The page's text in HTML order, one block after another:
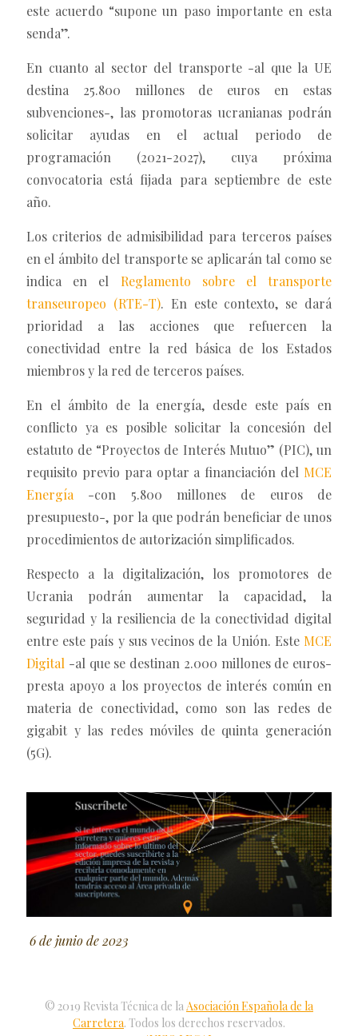
este acuerdo “supone un paso importante en esta
senda”.
En cuanto al sector del transporte -al que la UE
destina 25.800 millones de euros en estas
subvenciones-, las promotoras ucranianas podrán
solicitar ayudas en el actual periodo de
programación (2021-2027), cuya próxima
convocatoria está fijada para septiembre de este
año.
Los criterios de admisibilidad para terceros países
en el ámbito del transporte se aplicarán tal como se
indica en el Reglamento sobre el transporte
transeuropeo (RTE-T). En este contexto, se dará
prioridad a las acciones que refuercen la
conectividad entre la red básica de los Estados
miembros y la red de terceros países.
En el ámbito de la energía, desde este país en
conflicto ya es posible solicitar la concesión del
estatuto de “Proyectos de Interés Mutuo” (PIC), un
requisito previo para optar a financiación del MCE
Energía -con 5.800 millones de euros de
presupuesto-, por la que podrán beneficiar de unos
procedimientos de autorización simplificados.
Respecto a la digitalización, los promotores de
Ucrania podrán aumentar la capacidad, la
seguridad y la resiliencia de la conectividad digital
entre este país y sus vecinos de la Unión. Este MCE
Digital -al que se destinan 2.000 millones de euros-
presta apoyo a los proyectos de interés común en
materia de conectividad, como son las redes de
gigabit y las redes móviles de quinta generación
(5G).
6 de junio de 2023
© 2019 Revista Técnica de laAsociación Española de la
Carretera. Todos los derechos reservados.